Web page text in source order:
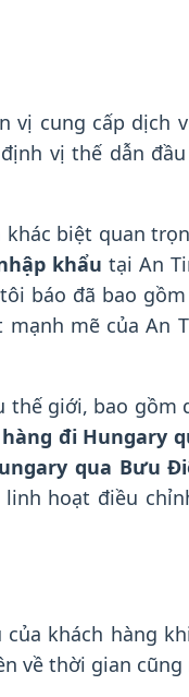
vị cung cấp dịch
vị thế dẫn
khác biệt quan
khẩu tại An
báo đã bao
mẽ của An
thế giới, bao gồm
đi Hungary
qua Bưu
hoạt điều
của khách hàng
thời gian cũng